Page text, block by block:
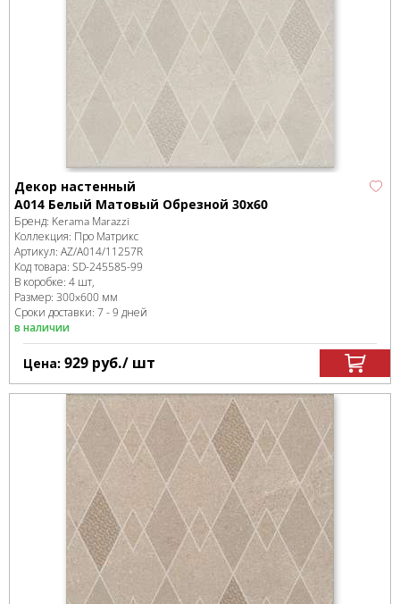
Декор настенный
A014 Белый Матовый Обрезной 30х60
Бренд: Kerama Marazzi
Коллекция: Про Матрикс
Артикул: AZ/A014/11257R
Код товара: SD-245585-99
В коробке: 4 шт,
Размер: 300x600 мм
Сроки доставки: 7 - 9 дней
в наличии
Цена: 929 руб./ шт